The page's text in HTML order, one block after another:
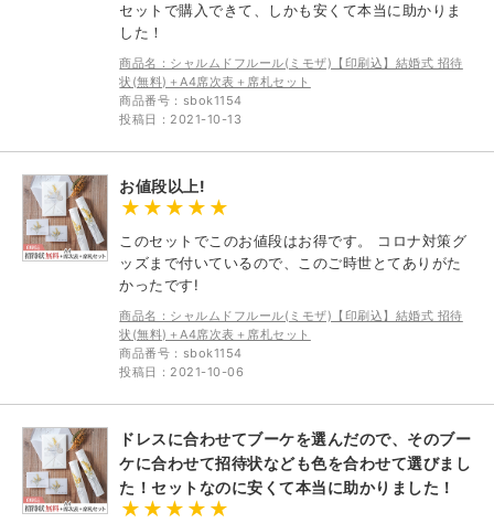
セットで購入できて、しかも安くて本当に助かりま
した！
商品名：シャルムドフルール(ミモザ)【印刷込】結婚式 招待
状(無料)＋A4席次表＋席札セット
商品番号：sbok1154
投稿日：2021-10-13
お値段以上!
このセットでこのお値段はお得です。 コロナ対策グ
ッズまで付いているので、このご時世とてありがた
かったです!
商品名：シャルムドフルール(ミモザ)【印刷込】結婚式 招待
状(無料)＋A4席次表＋席札セット
商品番号：sbok1154
投稿日：2021-10-06
ドレスに合わせてブーケを選んだので、そのブー
ケに合わせて招待状なども色を合わせて選びまし
た！セットなのに安くて本当に助かりました！